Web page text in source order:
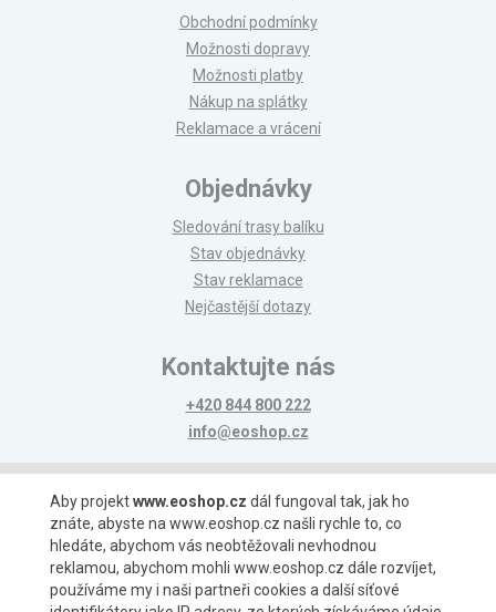
Obchodní podmínky
Možnosti dopravy
Možnosti platby
Nákup na splátky
Reklamace a vrácení
Objednávky
Sledování trasy balíku
Stav objednávky
Stav reklamace
Nejčastější dotazy
Kontaktujte nás
+420 844 800 222
info@eoshop.cz
Možnosti platby
Aby projektwww.eoshop.cz dál fungoval tak, jak ho
znáte, abyste na www.eoshop.cz našli rychle to, co
hledáte, abychom vás neobtěžovali nevhodnou
reklamou, abychom mohli www.eoshop.cz dále rozvíjet,
používáme my i naši partneři cookies a další síťové